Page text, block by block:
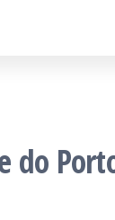
do